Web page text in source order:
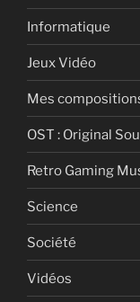
Informatique
Jeux Vidéo
Mes
OST : Original
Retro Gaming
Science
Société
Vidéos